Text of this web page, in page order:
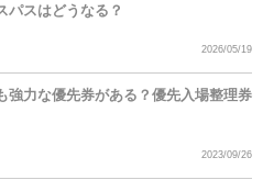
パスはどうなる？
2026/05/19
強力な優先券がある？優先入場整理券
2023/09/26